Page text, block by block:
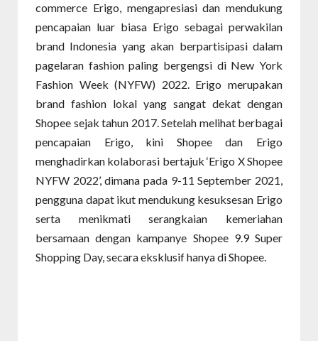
commerce Erigo, mengapresiasi dan mendukung
pencapaian luar biasa Erigo sebagai perwakilan
brand Indonesia yang akan berpartisipasi dalam
pagelaran fashion paling bergengsi di New York
Fashion Week (NYFW) 2022. Erigo merupakan
brand fashion lokal yang sangat dekat dengan
Shopee sejak tahun 2017. Setelah melihat berbagai
pencapaian Erigo, kini Shopee dan Erigo
menghadirkan kolaborasi bertajuk ‘Erigo X Shopee
NYFW 2022’, dimana pada 9-11 September 2021,
pengguna dapat ikut mendukung kesuksesan Erigo
serta menikmati serangkaian kemeriahan
bersamaan dengan kampanye Shopee 9.9 Super
Shopping Day, secara eksklusif hanya di Shopee.